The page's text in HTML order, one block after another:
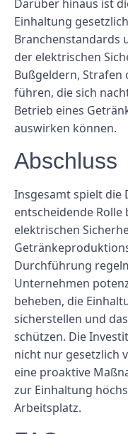
Darüber hinaus ist
Einhaltung
Branchenstandards
der elektrischen
Bußgeldern,
führen, die sich
Betrieb eines
auswirken können.
Abschluss
Insgesamt spielt die
entscheidende
elektrischen
Durchführung
Unternehmen
beheben, die
sicherstellen und
schützen. Die
nicht nur gesetzlich
eine proaktive
zur Einhaltung
Arbeitsplatz.